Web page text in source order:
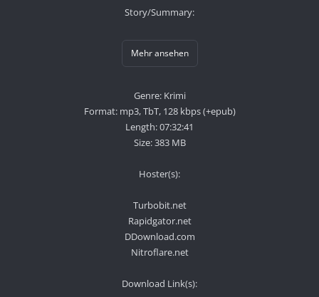
Story/Summary:
Mehr ansehen
Genre: Krimi
Format: mp3, TbT, 128 kbps (+epub)
Length: 07:32:41
Size: 383 MB
Hoster(s):
Turbobit.net
Rapidgator.net
DDownload.com
Nitroflare.net
Download Link(s):